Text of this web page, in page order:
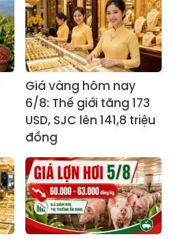
Giá vàng hôm nay
6/8: Thế giới tăng 173
USD, SJC lên 141,8 triệu
đồng